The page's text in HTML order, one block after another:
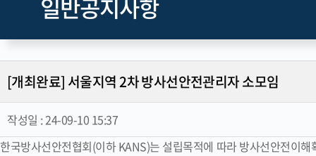
일반공지사항
[개최완료] 서울지역 2차 방사선안전관리자 소모임
작성일 :24-09-10 15:37
한국방사선안전협회(이하 KANS)는 설립목적에 따라 방사선안전이